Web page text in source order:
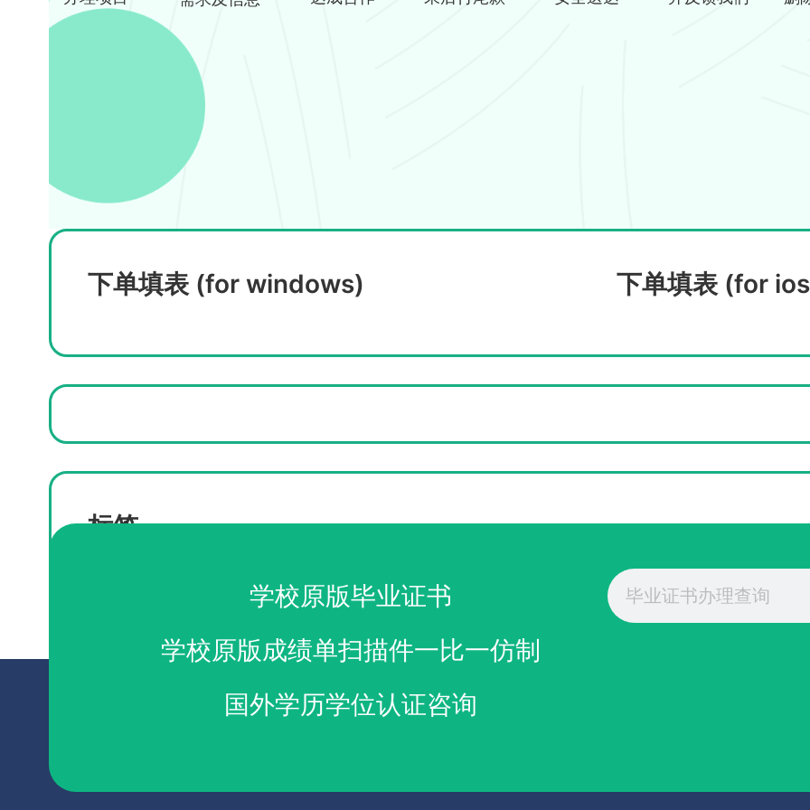
下单填表 (for windows) 下单填表 (for
标签
学校原版毕业证书
学校原版成绩单扫描件一比一仿制
国外学历学位认证咨询
Search